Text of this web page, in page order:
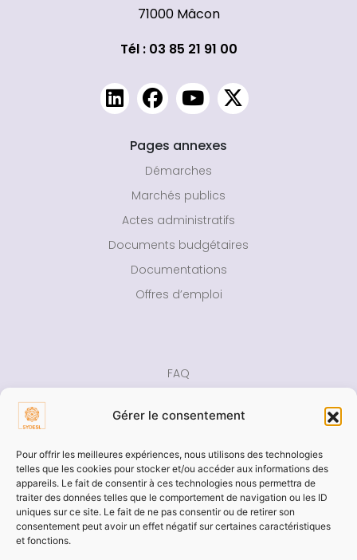
Gérer le consentement
Pour offrir les meilleures expériences, nous utilisons des technologies
telles que les cookies pour stocker et/ou accéder aux informations des
appareils. Le fait de consentir à ces technologies nous permettra de
traiter des données telles que le comportement de navigation ou les ID
uniques sur ce site. Le fait de ne pas consentir ou de retirer son
consentement peut avoir un effet négatif sur certaines caractéristiques
et fonctions.
71000 Mâcon
Tél : 03 85 21 91 00
Pages annexes
Démarches
Marchés publics
Actes administratifs
Documents budgétaires
Documentations
Offres d’emploi
FAQ
Presse
Aide
Accessibilité